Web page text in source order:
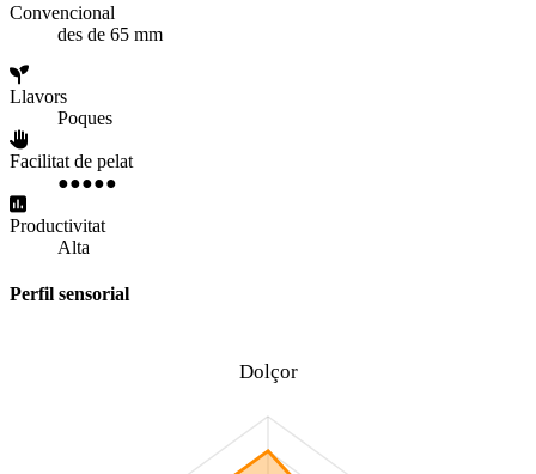
Convencional
des de 65 mm
Llavors
Poques
Facilitat de pelat
●●●●●
Productivitat
Alta
Perfil sensorial
Dolçor